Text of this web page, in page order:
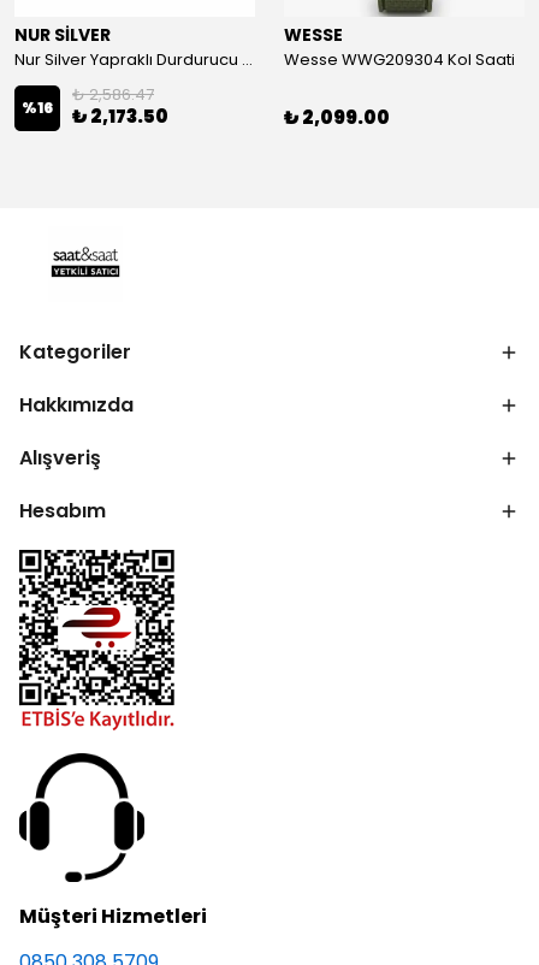
NUR SİLVER
Nur Silver Yapraklı Durdurucu Gümüş Charm - NUR-CM00501
%16
₺ 2,586.47
₺ 2,173.50
WESSE
Wesse WWG209304 Kol Saati
₺ 2,099.00
Kategoriler
Hakkımızda
Alışveriş
Hesabım
Müşteri Hizmetleri